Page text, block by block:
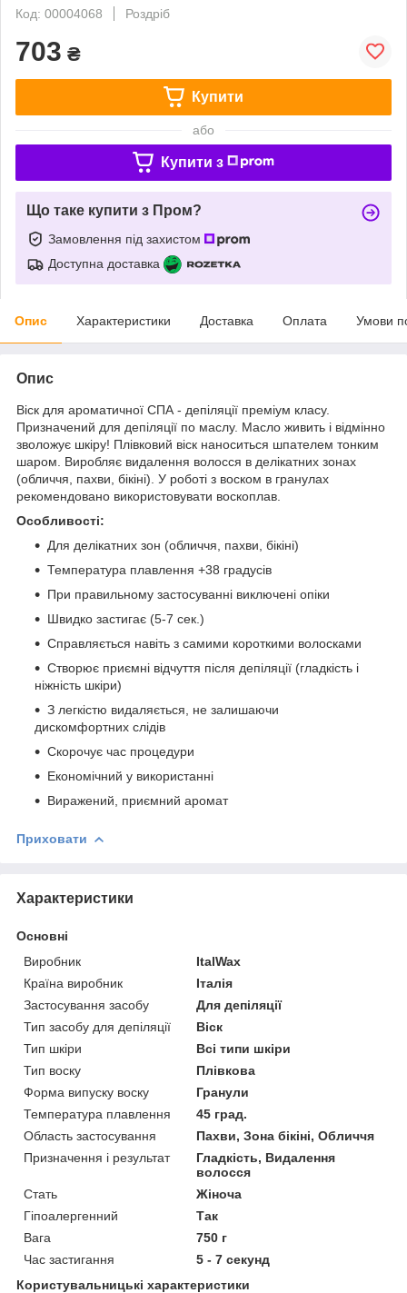
Код: 00004068
Роздріб
703 ₴
Купити
або
Купити з
Що таке купити з Пром?
Замовлення під захистом
Доступна доставка
Опис Характеристики Доставка Оплата Умови
Опис
Віск для ароматичної СПА - депіляції преміум класу.
Призначений для депіляції по маслу. Масло живить і відмінно
зволожує шкіру! Плівковий віск наноситься шпателем тонким
шаром. Виробляє видалення волосся в делікатних зонах
(обличчя, пахви, бікіні). У роботі з воском в гранулах
рекомендовано використовувати воскоплав.
Особливості:
Для делікатних зон (обличчя, пахви, бікіні)
Температура плавлення +38 градусів
При правильному застосуванні виключені опіки
Швидко застигає (5-7 сек.)
Справляється навіть з самими короткими волосками
Створює приємні відчуття після депіляції (гладкість і
ніжність шкіри)
З легкістю видаляється, не залишаючи
дискомфортних слідів
Скорочує час процедури
Економічний у використанні
Виражений, приємний аромат
Приховати
Характеристики
Основні
Виробник
ItalWax
Країна виробник
Італія
Застосування засобу
Для депіляції
Тип засобу для депіляції
Віск
Тип шкіри
Всі типи шкіри
Тип воску
Плівкова
Форма випуску воску
Гранули
Температура плавлення
45 град.
Область застосування
Пахви, Зона бікіні, Обличчя
Призначення і результат
Гладкість, Видалення
волосся
Стать
Жіноча
Гіпоалергенний
Так
Вага
750 г
Час застигання
5 - 7 секунд
Користувальницькі характеристики